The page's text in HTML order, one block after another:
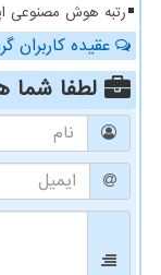
رتبه هوش مصنوعی
عقیده کاربران
لطفا